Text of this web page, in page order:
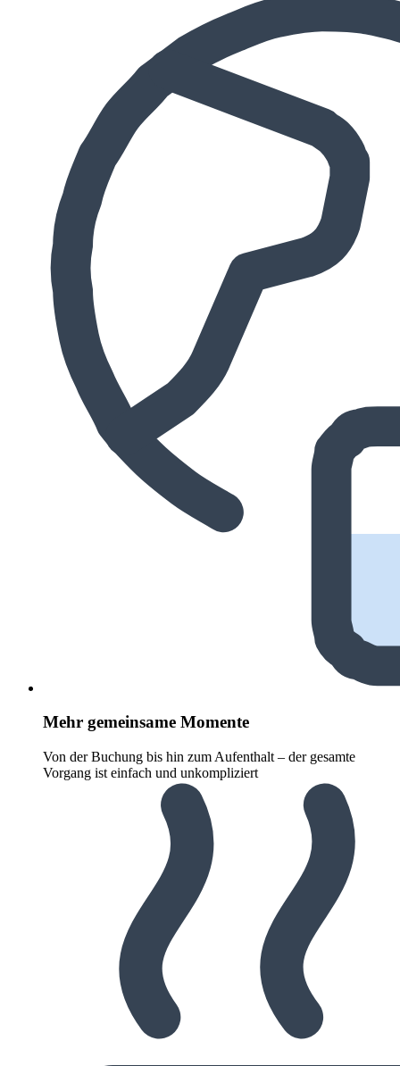
Mehr gemeinsame Momente
Von der Buchung bis hin zum Aufenthalt – der gesamte
Vorgang ist einfach und unkompliziert